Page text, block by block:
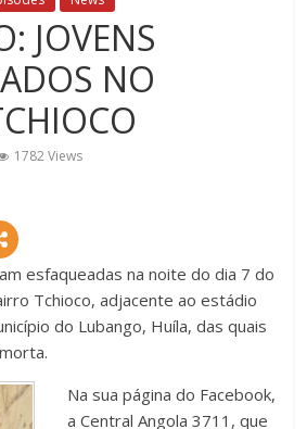
JOVENS
NO
1782 Views
esfaqueadas na noite do dia 7 do
Tchioco, adjacente ao estádio
do Lubango, Huíla, das quais
Na sua página do Facebook,
a Central Angola 3711, que